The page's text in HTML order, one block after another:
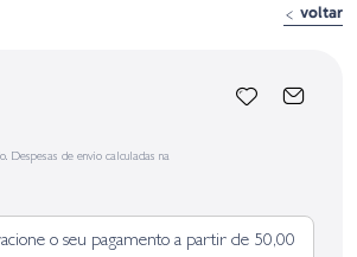
voltar
Despesas de envio calculadas na
o seu pagamento a partir de 50,00